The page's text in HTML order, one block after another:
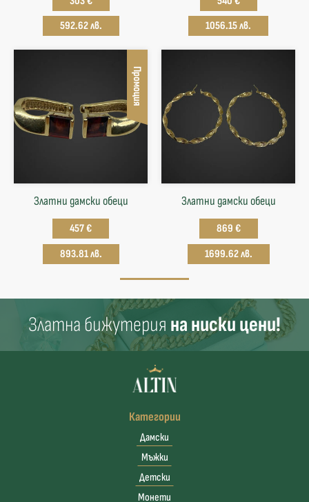
592.62 лв.
1056.15 лв.
Промоция
Златни дамски обеци
457 €
893.81 лв.
Златни дамски обеци
869 €
1699.62 лв.
Златна бижутерия на ниски цени!
Категории
Дамски
Мъжки
Детски
Монети